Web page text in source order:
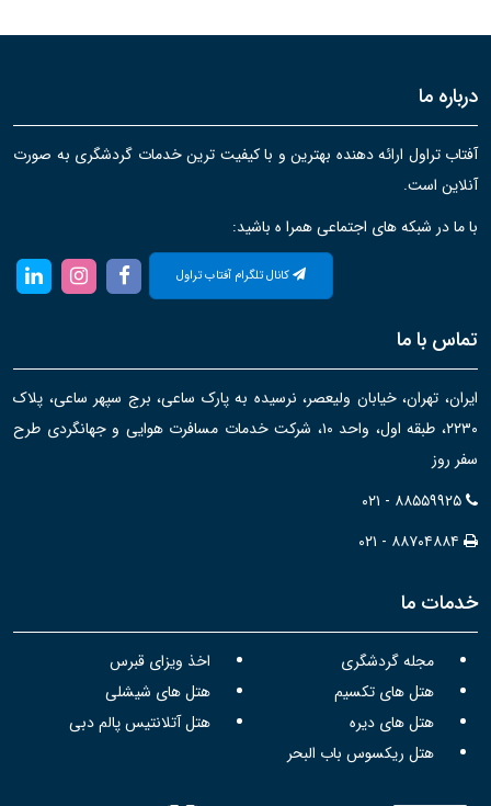
درباره ما
آفتاب تراول ارائه دهنده بهترین و با کیفیت ترین خدمات گردشگری به صورت
آنلاین است.
با ما در شبکه های اجتماعی همرا ه باشید:
کانال تلگرام آفتاب تراول
تماس با ما
ایران، تهران، خیابان ولیعصر، نرسیده به پارک ساعی، برج سپهر ساعی، پلاک
۲۲۳۰، طبقه اول، واحد ۱۰، شرکت خدمات مسافرت هوایی و جهانگردی طرح
سفر روز
۰۲۱ - ۸۸۵۵۹۹۲۵
۰۲۱ - ۸۸۷۰۴۸۸۴
خدمات ما
مجله گردشگری
اخذ ویزای قبرس
هتل های تکسیم
هتل های شیشلی
هتل های دیره
هتل آتلانتیس پالم دبی
هتل ریکسوس باب البحر